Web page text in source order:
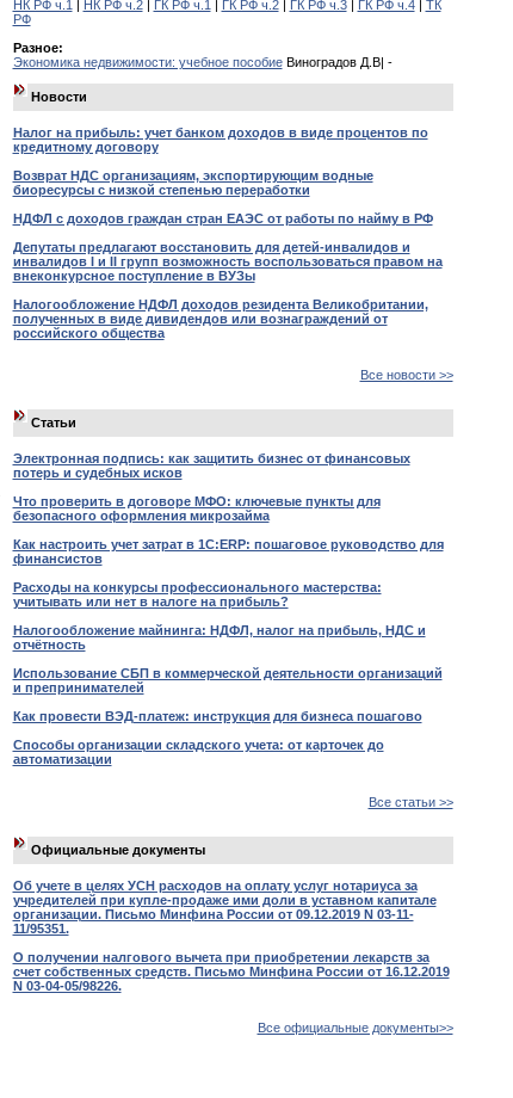
НК РФ ч.1 | НК РФ ч.2| ГК РФ ч.1 | ГК РФ ч.2| ГК РФ ч.3| ГК РФ ч.4| ТК
РФ
Разное:
Экономика недвижимости: учебное пособиеВиноградов Д.В| -
Новости
Налог на прибыль: учет банком доходов в виде процентов по
кредитному договору
Возврат НДС организациям, экспортирующим водные
биоресурсы с низкой степенью переработки
НДФЛ с доходов граждан стран ЕАЭС от работы по найму в РФ
Депутаты предлагают восстановить для детей-инвалидов и
инвалидов I и II групп возможность воспользоваться правом на
внеконкурсное поступление в ВУЗы
Налогообложение НДФЛ доходов резидента Великобритании,
полученных в виде дивидендов или вознаграждений от
российского общества
Все новости >>
Статьи
Электронная подпись: как защитить бизнес от финансовых
потерь и судебных исков
Что проверить в договоре МФО: ключевые пункты для
безопасного оформления микрозайма
Как настроить учет затрат в 1С:ERP: пошаговое руководство для
финансистов
Расходы на конкурсы профессионального мастерства:
учитывать или нет в налоге на прибыль?
Налогообложение майнинга: НДФЛ, налог на прибыль, НДС и
отчётность
Использование СБП в коммерческой деятельности организаций
и препринимателей
Как провести ВЭД-платеж: инструкция для бизнеса пошагово
Способы организации складского учета: от карточек до
автоматизации
Все статьи >>
Официальные документы
Об учете в целях УСН расходов на оплату услуг нотариуса за
учредителей при купле-продаже ими доли в уставном капитале
организации. Письмо Минфина России от 09.12.2019 N 03-11-
11/95351.
О получении налгового вычета при приобретении лекарств за
счет собственных средств. Письмо Минфина России от 16.12.2019
N 03-04-05/98226.
Все официальные документы>>